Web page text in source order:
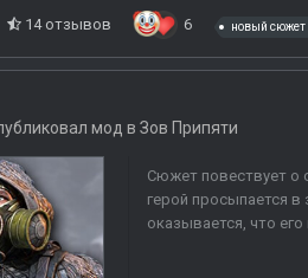
14 отзывов 6 новый сюжет
мод в Зов Припяти
Сюжет повествует о
герой просыпается
оказывается, что